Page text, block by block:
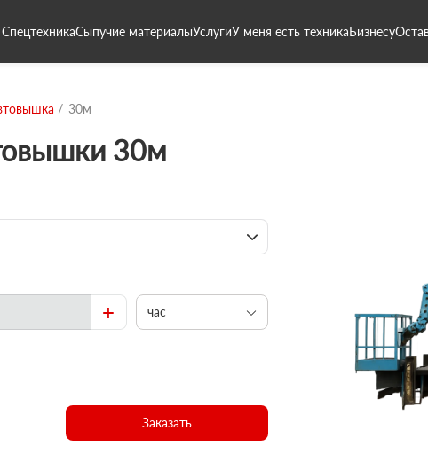
СпецтехникаСыпучие материалыУслугиУ меня есть техникаБизнесу
30м
30м
+ час
Заказать